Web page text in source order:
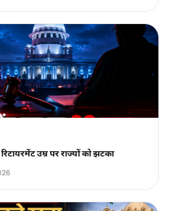
उम्र पर राज्यों को झटका